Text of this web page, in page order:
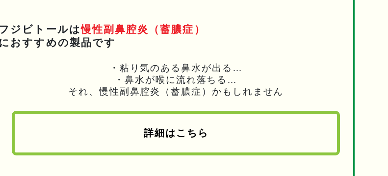
フジビトールは慢性副鼻腔炎（蓄膿症）
におすすめの製品です
・粘り気のある鼻水が出る…
・鼻水が喉に流れ落ちる…
それ、慢性副鼻腔炎（蓄膿症）かもしれません
詳細はこちら